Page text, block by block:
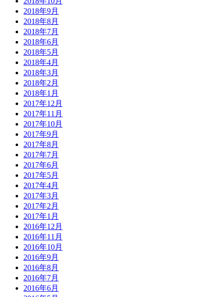
2018年9月
2018年8月
2018年7月
2018年6月
2018年5月
2018年4月
2018年3月
2018年2月
2018年1月
2017年12月
2017年11月
2017年10月
2017年9月
2017年8月
2017年7月
2017年6月
2017年5月
2017年4月
2017年3月
2017年2月
2017年1月
2016年12月
2016年11月
2016年10月
2016年9月
2016年8月
2016年7月
2016年6月